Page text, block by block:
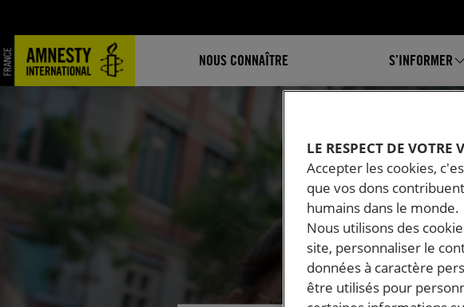
NOUS CONNAÎTRE S’INFORMER
LE RESPECT DE VOTRE
Accepter les cookies,
que vos dons
humains dans le monde.
Nous utilisons des
site, personnaliser le
données à caractère
être utilisés pour